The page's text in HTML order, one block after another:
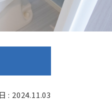
: 2024.11.03